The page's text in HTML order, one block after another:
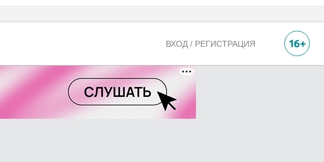
ВХОД / РЕГИСТРАЦИЯ